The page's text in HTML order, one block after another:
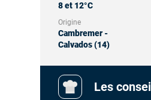
8 et 12°C
Origine
Cambremer -
Calvados (14)
Les